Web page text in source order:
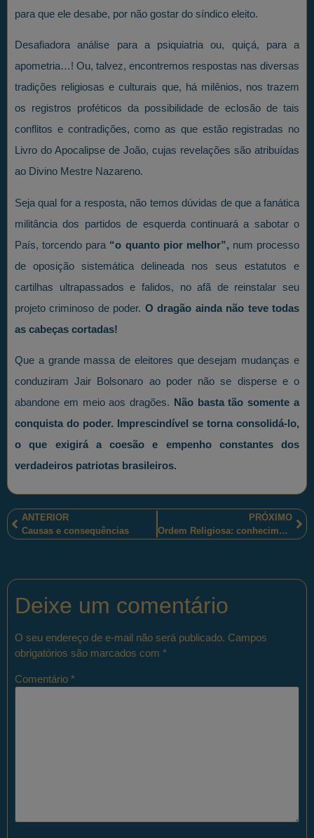
para que ele desabe, por não gostar do síndico eleito.
Desafiadora análise para a psiquiatria ou, quiçá, para a
apometria…! Ou, talvez, encontremos respostas nas diversas
tradições religiosas e culturais que, há milênios, nos trazem
os registros proféticos da possibilidade de eclosão de tais
conflitos e contradições, como as que estão registradas no
Livro do Apocalipse de João, cujas revelações são atribuídas
ao Divino Mestre Nazareno.
Seja qual for a resposta, não temos dúvidas de que a fanática
militância dos partidos de esquerda continuará a sabotar o
País, torcendo para “o quanto pior melhor”, num processo
de oposição sistemática delineada nos seus estatutos e
cartilhas ultrapassados e falidos, no afã de reinstalar seu
projeto criminoso de poder. O dragão ainda não teve todas
as cabeças cortadas!
Que a grande massa de eleitores que desejam mudanças e
conduziram Jair Bolsonaro ao poder não se disperse e o
abandone em meio aos dragões. Não basta tão somente a
conquista do poder. Imprescindível se torna consolidá-lo,
o que exigirá a coesão e empenho constantes dos
verdadeiros patriotas brasileiros.
ANTERIOR
Causas e consequências
PRÓXIMO
Ordem Religiosa: conhecimento, relações e influências.
Deixe um comentário
O seu endereço de e-mail não será publicado. Campos
obrigatórios são marcados com *
Comentário *